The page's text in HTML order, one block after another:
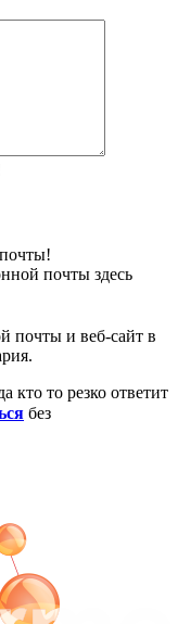
почты здесь
почты и веб-сайт в
кто то резко ответит
без